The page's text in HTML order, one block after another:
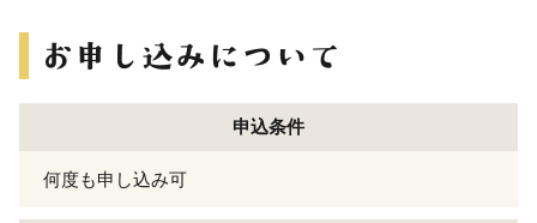
申込条件
何度も申し込み可